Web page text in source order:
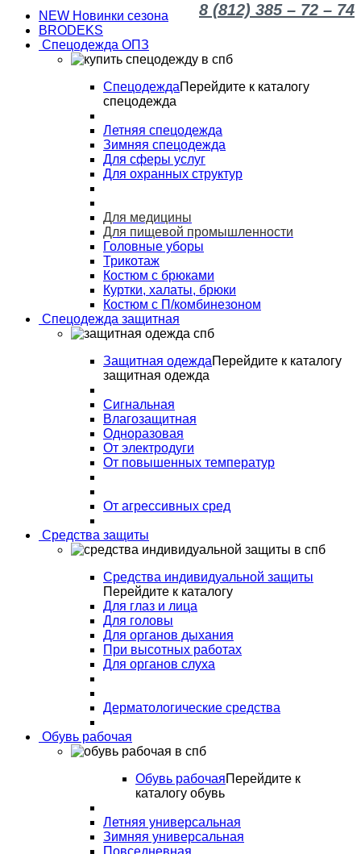
8 (812) 385 – 72 – 74
NEW Новинки сезона
BRODEKS
Спецодежда ОПЗ
СпецодеждаПерейдите к каталогу
спецодежда
Летняя спецодежда
Зимняя спецодежда
Для сферы услуг
Для охранных структур
Для медицины
Для пищевой промышленности
Головные уборы
Трикотаж
Костюм с брюками
Куртки, халаты, брюки
Костюм с П/комбинезоном
Спецодежда защитная
Защитная одеждаПерейдите к каталогу
защитная одежда
Сигнальная
Влагозащитная
Одноразовая
От электродуги
От повышенных температур
От агрессивных сред
Средства защиты
Средства индивидуальной защиты
Перейдите к каталогу
Для глаз и лица
Для головы
Для органов дыхания
При высотных работах
Для органов слуха
Дерматологические средства
Обувь рабочая
Обувь рабочаяПерейдите к
каталогу обувь
Летняя универсальная
Зимняя универсальная
Повседневная